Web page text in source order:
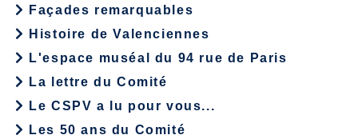
Façades remarquables
Histoire de Valenciennes
L'espace muséal du 94 rue de Paris
La lettre du Comité
Le CSPV a lu pour vous...
Les 50 ans du Comité